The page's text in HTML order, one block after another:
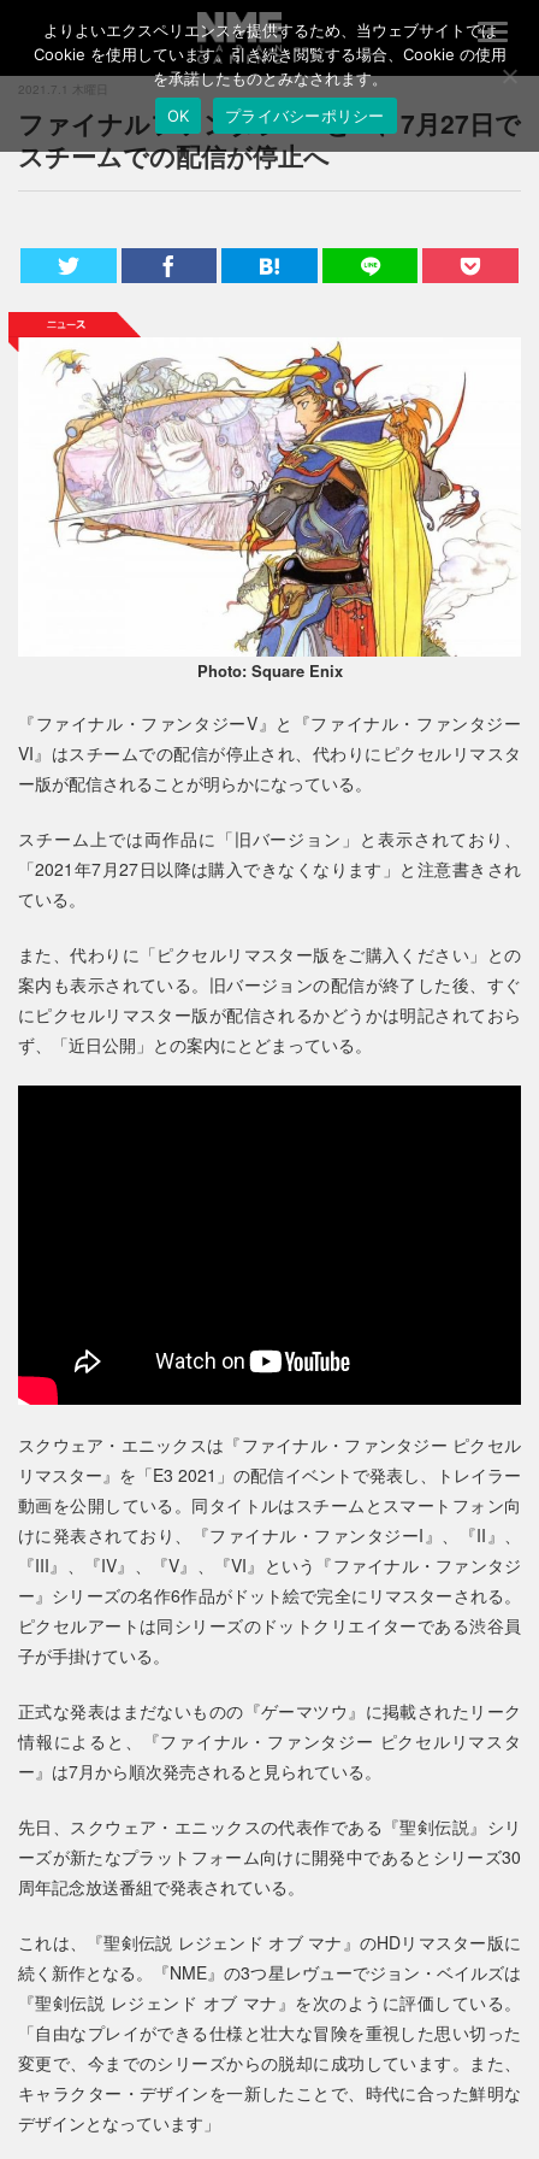
T
o
g
l
a
a
2021.7.1 木曜日
ファイナルファンタジーVとVI、7月27日で
スチームでの配信が停止へ
Photo: Square Enix
『ファイナル・ファンタジーV』と『ファイナル・ファンタジー
VI』はスチームでの配信が停止され、代わりにピクセルリマスタ
ー版が配信されることが明らかになっている。
スチーム上では両作品に「旧バージョン」と表示されており、
「2021年7月27日以降は購入できなくなります」と注意書きされ
ている。
また、代わりに「ピクセルリマスター版をご購入ください」との
案内も表示されている。旧バージョンの配信が終了した後、すぐ
にピクセルリマスター版が配信されるかどうかは明記されておら
ず、「近日公開」との案内にとどまっている。
スクウェア・エニックスは『ファイナル・ファンタジー ピクセル
リマスター』を「E3 2021」の配信イベントで発表し、トレイラー
動画を公開している。同タイトルはスチームとスマートフォン向
けに発表されており、『ファイナル・ファンタジーI』、『II』、
『III』、『IV』、『V』、『VI』という『ファイナル・ファンタジ
ー』シリーズの名作6作品がドット絵で完全にリマスターされる。
ピクセルアートは同シリーズのドットクリエイターである渋谷員
子が手掛けている。
正式な発表はまだないものの『ゲーマツウ』に掲載されたリーク
情報によると、『ファイナル・ファンタジー ピクセルリマスタ
ー』は7月から順次発売されると見られている。
先日、スクウェア・エニックスの代表作である『聖剣伝説』シリ
ーズが新たなプラットフォーム向けに開発中であるとシリーズ30
周年記念放送番組で発表されている。
これは、『聖剣伝説 レジェンド オブ マナ』のHDリマスター版に
続く新作となる。『NME』の3つ星レヴューでジョン・ベイルズは
『聖剣伝説 レジェンド オブ マナ』を次のように評価している。
「自由なプレイができる仕様と壮大な冒険を重視した思い切った
変更で、今までのシリーズからの脱却に成功しています。また、
キャラクター・デザインを一新したことで、時代に合った鮮明な
デザインとなっています」
よりよいエクスペリエンスを提供するため、当ウェブサイトでは
Cookie を使用しています。引き続き閲覧する場合、Cookie の使用
を承諾したものとみなされます。
OK
プライバシーポリシー